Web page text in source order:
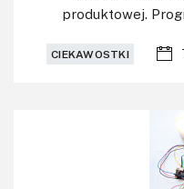
produktowej.
CIEKAWOSTKI